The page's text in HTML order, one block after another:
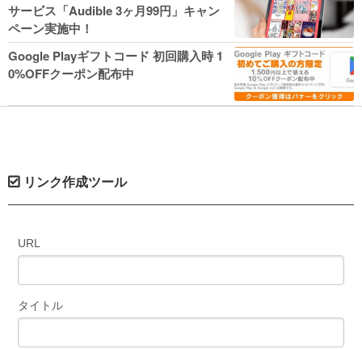
サービス「Audible 3ヶ月99円」キャン
ペーン実施中！
Google Playギフトコード 初回購入時 1
0%OFFクーポン配布中
リンク作成ツール
URL
タイトル